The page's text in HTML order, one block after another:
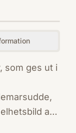
som ges ut i
av
och